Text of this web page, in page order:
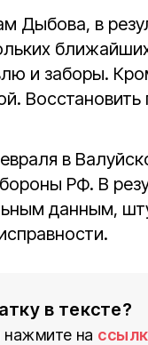
Дыбова, в
и заборы.
в
РФ. В
данным,
в тексте?
нажмите на